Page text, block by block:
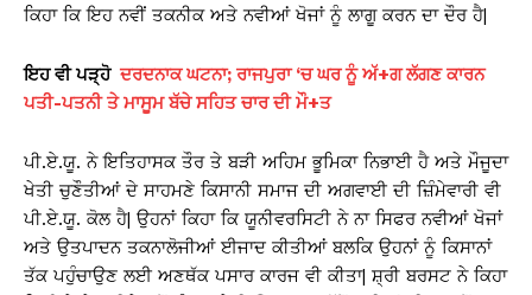
ਕਿਹਾ ਕਿ ਇਹ ਨਵੀਂ ਤਕਨੀਕ ਅਤੇ ਨਵੀਆਂ ਖੋਜਾਂ ਨੂੰ ਲਾਗੂ ਕਰਨ ਦਾ ਦੌਰ ਹੈ|
ਇਹ ਵੀ ਪੜ੍ਹੋਦਰਦਨਾਕ ਘਟਨਾ; ਰਾਜਪੁਰਾ ‘ਚ ਘਰ ਨੂੰ ਅੱ+ਗ ਲੱਗਣ ਕਾਰਨ
ਪਤੀ-ਪਤਨੀ ਤੇ ਮਾਸੂਮ ਬੱਚੇ ਸਹਿਤ ਚਾਰ ਦੀ ਮੌ+ਤ
ਪੀ.ਏ.ਯੂ. ਨੇ ਇਤਿਹਾਸਕ ਤੌਰ ਤੇ ਬੜੀ ਅਹਿਮ ਭੂਮਿਕਾ ਨਿਭਾਈ ਹੈ ਅਤੇ ਮੌਜੂਦਾ
ਖੇਤੀ ਚੁਣੌਤੀਆਂ ਦੇ ਸਾਹਮਣੇ ਕਿਸਾਨੀ ਸਮਾਜ ਦੀ ਅਗਵਾਈ ਦੀ ਜ਼ਿੰਮੇਵਾਰੀ ਵੀ
ਪੀ.ਏ.ਯੂ. ਕੋਲ ਹੈ| ਉਹਨਾਂ ਕਿਹਾ ਕਿ ਯੂਨੀਵਰਸਿਟੀ ਨੇ ਨਾ ਸਿਫਰ ਨਵੀਆਂ ਖੋਜਾਂ
ਅਤੇ ਉਤਪਾਦਨ ਤਕਨਾਲੋਜੀਆਂ ਈਜਾਦ ਕੀਤੀਆਂ ਬਲਕਿ ਉਹਨਾਂ ਨੂੰ ਕਿਸਾਨਾਂ
ਤੱਕ ਪਹੁੰਚਾਉਣ ਲਈ ਅਣਥੱਕ ਪਸਾਰ ਕਾਰਜ ਵੀ ਕੀਤਾ| ਸ਼੍ਰੀ ਬਰਸਟ ਨੇ ਕਿਹਾ